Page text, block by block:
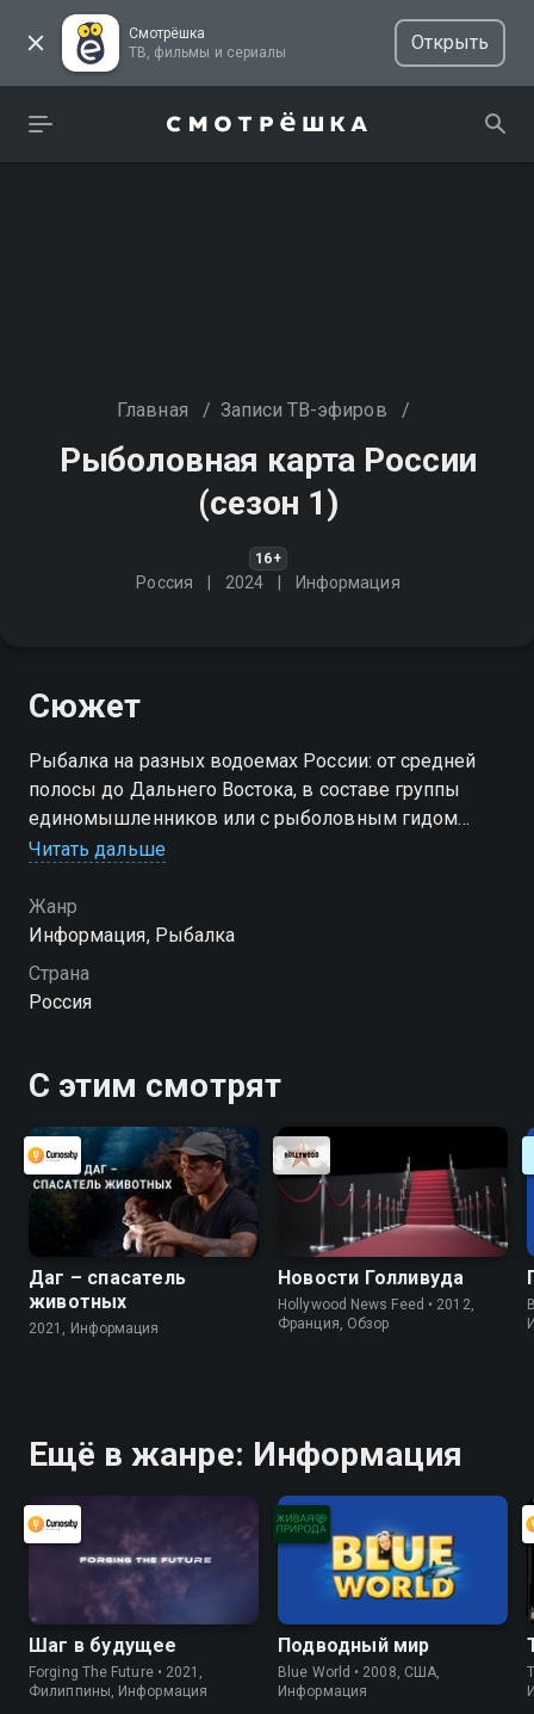
Смотрёшка
ТВ, фильмы и сериалы
Открыть
Главная / Записи ТВ-эфиров /
Рыболовная карта России
(сезон 1)
16+
Россия 2024 Информация
Сюжет
Рыбалка на разных водоемах России: от средней
полосы до Дальнего Востока, в составе группы
единомышленников или с рыболовным гидом
карта России вы можете совершенно бесплатно в
хорошем HD качестве на Смотрёшке
Читать дальше
Жанр
Информация, Рыбалка
Страна
Россия
С этим смотрят
Даг – спасатель
животных
2021, Информация
Новости Голливуда
Hollywood News Feed • 2012,
Франция, Обзор
Ещё в жанре: Информация
Шаг в будущее
Forging The Future • 2021,
Филиппины, Информация
Подводный мир
Blue World • 2008, США,
Информация